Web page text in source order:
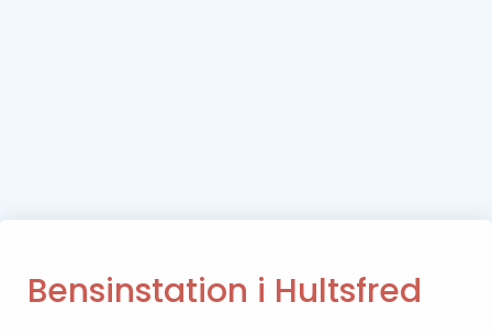
Bensinstation i Hultsfred